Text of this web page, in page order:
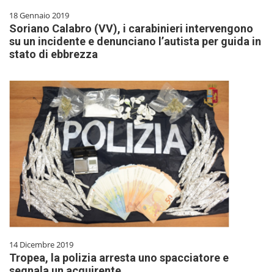
18 Gennaio 2019
Soriano Calabro (VV), i carabinieri intervengono
su un incidente e denunciano l’autista per guida in
stato di ebbrezza
14 Dicembre 2019
Tropea, la polizia arresta uno spacciatore e